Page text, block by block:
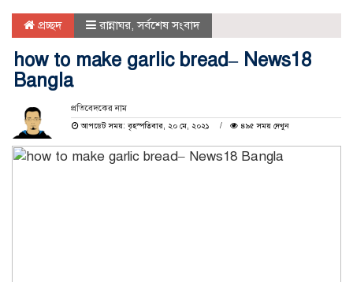
প্রচ্ছদ রান্নাঘর,সর্বশেষ সংবাদ
how to make garlic bread– News18
Bangla
প্রতিবেদকের নাম
আপডেট সময়: বৃহস্পতিবার, ২০ মে, ২০২১
৪৯৫ সময় দেখুন